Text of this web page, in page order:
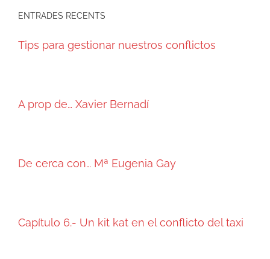
ENTRADES RECENTS
Tips para gestionar nuestros conflictos
A prop de… Xavier Bernadí
De cerca con… Mª Eugenia Gay
Capítulo 6.- Un kit kat en el conflicto del taxi